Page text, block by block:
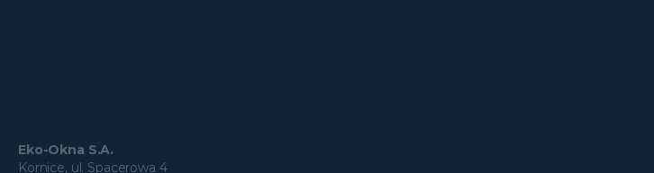
Eko-Okna S.A.
Kornice, ul. Spacerowa 4